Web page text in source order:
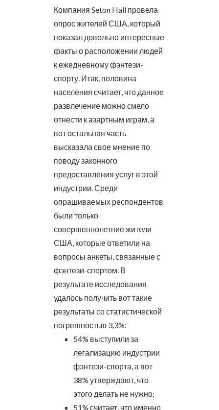
Компания Seton Hall провела
опрос жителей США, который
показал довольно интересные
факты о расположении людей
к ежедневному фэнтези-
спорту. Итак, половина
населения считает, что данное
развлечение можно смело
отнести к азартным играм, а
вот остальная часть
высказала свое мнение по
поводу законного
предоставления услуг в этой
индустрии.Среди
опрашиваемых респондентов
были только
совершеннолетние жители
США, которые ответили на
вопросы анкеты, связанные с
фэнтези-спортом. В
результате исследования
удалось получить вот такие
результаты со статистической
погрешностью 3,3%:
54% выступили за
легализацию индустрии
фэнтези-спорта, а вот
38% утверждают, что
этого делать не нужно;
51% считает, что именно